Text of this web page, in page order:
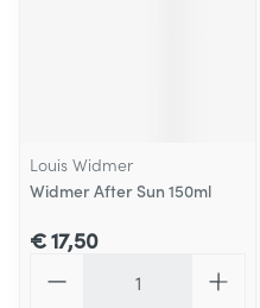
Louis Widmer
Widmer After Sun 150ml
€ 17,50